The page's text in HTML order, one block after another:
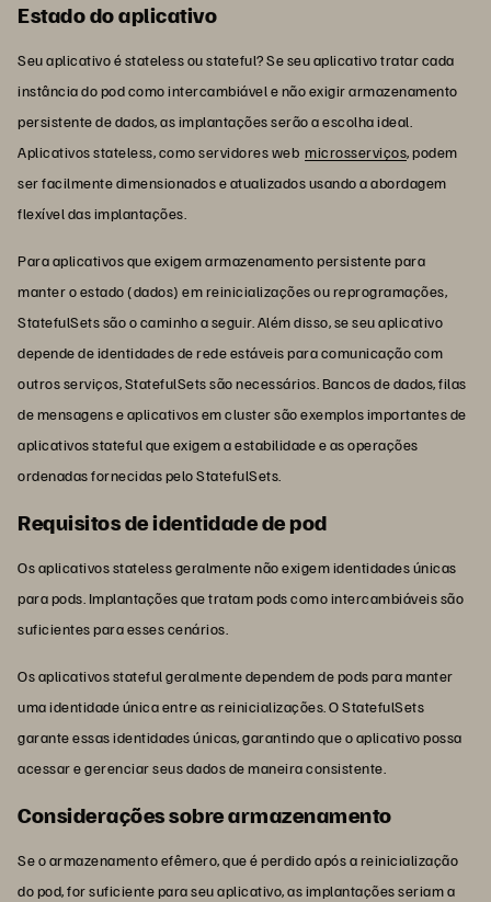
Estado do aplicativo
Seu aplicativo é stateless ou stateful? Se seu aplicativo tratar cada
instância do pod como intercambiável e não exigir armazenamento
persistente de dados, as implantações serão a escolha ideal.
Aplicativos stateless, como servidores web microsserviços, podem
ser facilmente dimensionados e atualizados usando a abordagem
flexível das implantações.
Para aplicativos que exigem armazenamento persistente para
manter o estado (dados) em reinicializações ou reprogramações,
StatefulSets são o caminho a seguir. Além disso, se seu aplicativo
depende de identidades de rede estáveis para comunicação com
outros serviços, StatefulSets são necessários. Bancos de dados, filas
de mensagens e aplicativos em cluster são exemplos importantes de
aplicativos stateful que exigem a estabilidade e as operações
ordenadas fornecidas pelo StatefulSets.
Requisitos de identidade de pod
Os aplicativos stateless geralmente não exigem identidades únicas
para pods. Implantações que tratam pods como intercambiáveis são
suficientes para esses cenários.
Os aplicativos stateful geralmente dependem de pods para manter
uma identidade única entre as reinicializações. O StatefulSets
garante essas identidades únicas, garantindo que o aplicativo possa
acessar e gerenciar seus dados de maneira consistente.
Considerações sobre armazenamento
Se o armazenamento efêmero, que é perdido após a reinicialização
do pod, for suficiente para seu aplicativo, as implantações seriam a